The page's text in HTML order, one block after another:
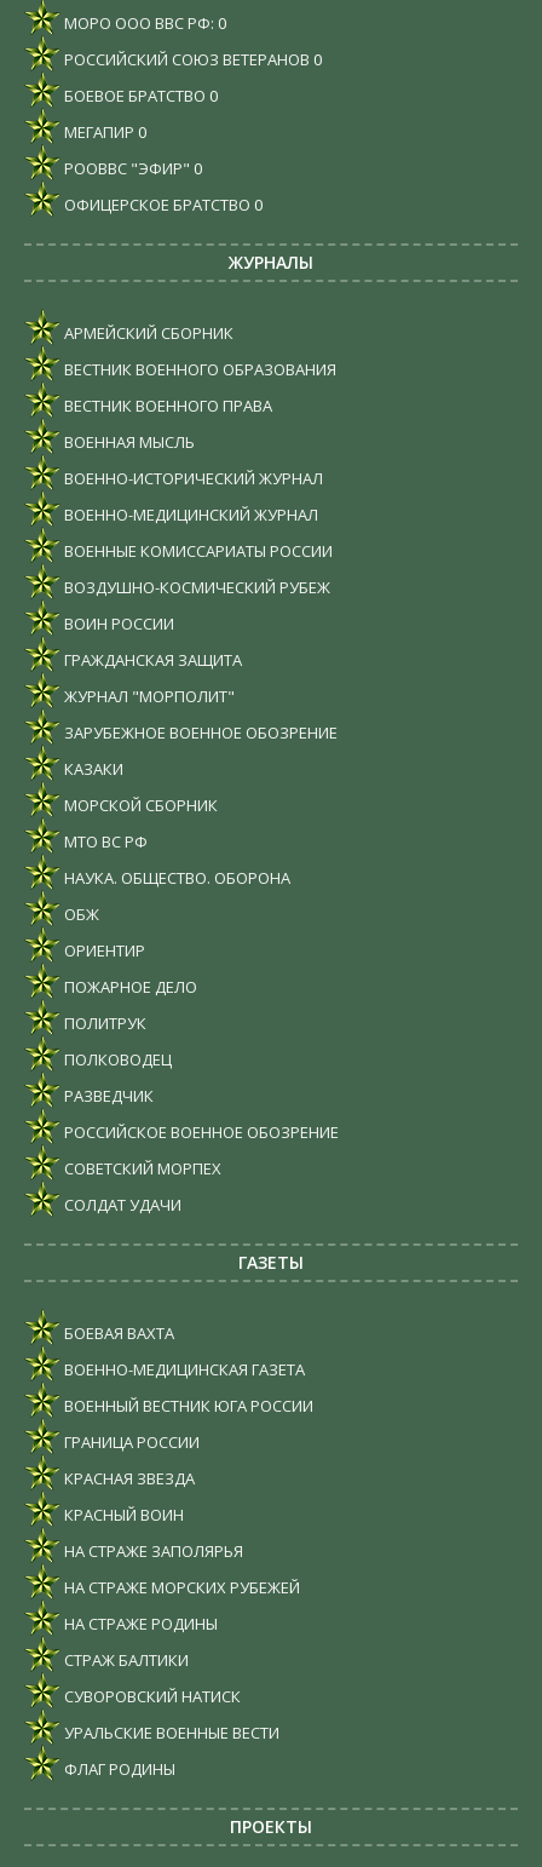
МОРО ООО ВВС РФ: 0
РОССИЙСКИЙ СОЮЗ ВЕТЕРАНОВ 0
БОЕВОЕ БРАТСТВО 0
МЕГАПИР 0
РООВВС "ЭФИР" 0
ОФИЦЕРСКОЕ БРАТСТВО 0
ЖУРНАЛЫ
АРМЕЙСКИЙ СБОРНИК
ВЕСТНИК ВОЕННОГО ОБРАЗОВАНИЯ
ВЕСТНИК ВОЕННОГО ПРАВА
ВОЕННАЯ МЫСЛЬ
ВОЕННО-ИСТОРИЧЕСКИЙ ЖУРНАЛ
ВОЕННО-МЕДИЦИНСКИЙ ЖУРНАЛ
ВОЕННЫЕ КОМИССАРИАТЫ РОССИИ
ВОЗДУШНО-КОСМИЧЕСКИЙ РУБЕЖ
ВОИН РОССИИ
ГРАЖДАНСКАЯ ЗАЩИТА
ЖУРНАЛ "МОРПОЛИТ"
ЗАРУБЕЖНОЕ ВОЕННОЕ ОБОЗРЕНИЕ
КАЗАКИ
МОРСКОЙ СБОРНИК
МТО ВС РФ
НАУКА. ОБЩЕСТВО. ОБОРОНА
ОБЖ
ОРИЕНТИР
ПОЖАРНОЕ ДЕЛО
ПОЛИТРУК
ПОЛКОВОДЕЦ
РАЗВЕДЧИК
РОССИЙСКОЕ ВОЕННОЕ ОБОЗРЕНИЕ
СОВЕТСКИЙ МОРПЕХ
СОЛДАТ УДАЧИ
ГАЗЕТЫ
БОЕВАЯ ВАХТА
ВОЕННО-МЕДИЦИНСКАЯ ГАЗЕТА
ВОЕННЫЙ ВЕСТНИК ЮГА РОССИИ
ГРАНИЦА РОССИИ
КРАСНАЯ ЗВЕЗДА
КРАСНЫЙ ВОИН
НА СТРАЖЕ ЗАПОЛЯРЬЯ
НА СТРАЖЕ МОРСКИХ РУБЕЖЕЙ
НА СТРАЖЕ РОДИНЫ
СТРАЖ БАЛТИКИ
СУВОРОВСКИЙ НАТИСК
УРАЛЬСКИЕ ВОЕННЫЕ ВЕСТИ
ФЛАГ РОДИНЫ
ПРОЕКТЫ